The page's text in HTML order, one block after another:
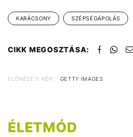
KARÁCSONY SZÉPSÉGÁPOLÁS
CIKK MEGOSZTÁSA:
ELŐNÉZETI KÉP: GETTY IMAGES
ÉLETMÓD